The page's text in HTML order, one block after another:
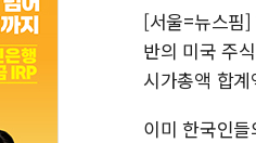
[서울=뉴스핌
반의 미국 주
시가총액 합
이미 한국인